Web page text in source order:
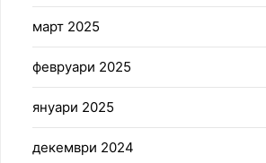
март 2025
февруари 2025
януари 2025
декември 2024